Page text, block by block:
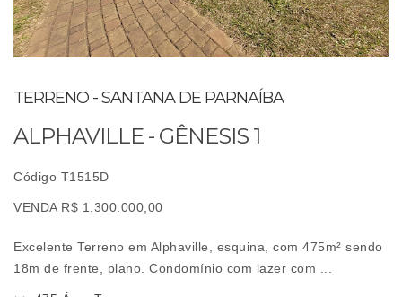
TERRENO - SANTANA DE PARNAÍBA
ALPHAVILLE - GÊNESIS 1
Código T1515D
VENDA R$ 1.300.000,00
Excelente Terreno em Alphaville, esquina, com 475m² sendo
18m de frente, plano. Condomínio com lazer com ...